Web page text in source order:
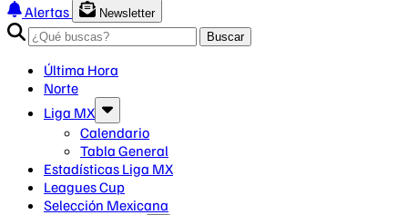
Alertas
Newsletter
Buscar
Última Hora
Norte
Liga MX
Calendario
Tabla General
Estadísticas Liga MX
Leagues Cup
Selección Mexicana